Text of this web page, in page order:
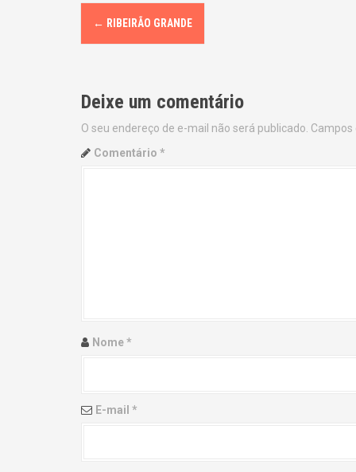
P
o
t
n
n
← RIBEIRÃO GRANDE
Deixe um comentário
O seu endereço de e-mail não será publicado.
Comentário *
Nome*
E-mail *